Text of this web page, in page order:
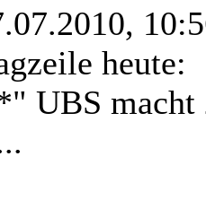
heute:
UBS